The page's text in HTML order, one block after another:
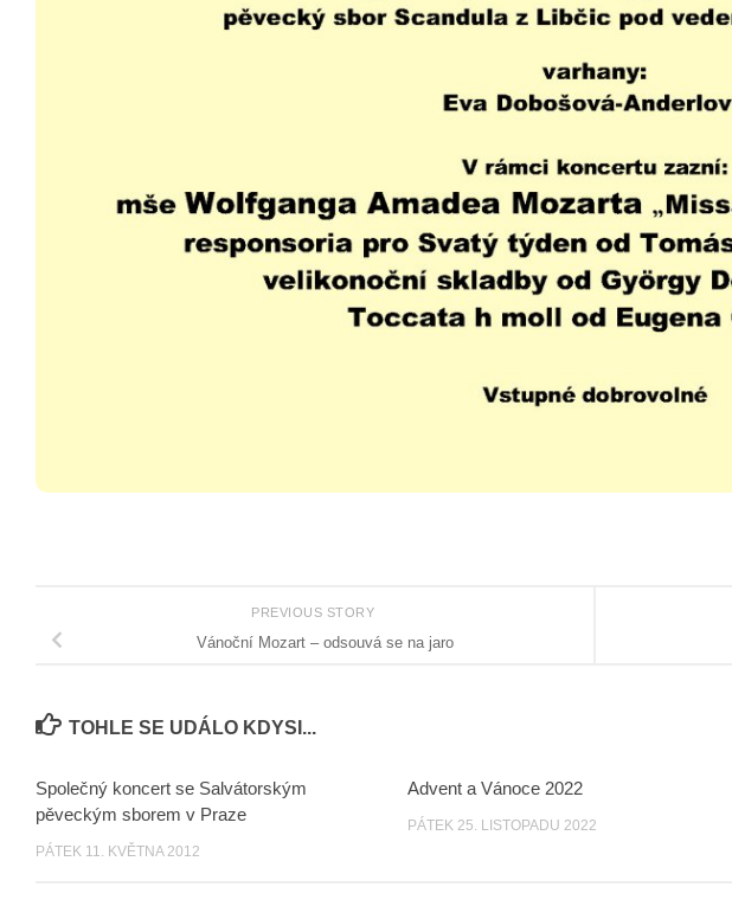
PREVIOUS STORY
Vánoční Mozart – odsouvá se na jaro
TOHLE SE UDÁLO KDYSI...
Společný koncert se Salvátorským
pěveckým sborem v Praze
PÁTEK 11. KVĚTNA 2012
Advent a Vánoce 2022
PÁTEK 25. LISTOPADU 2022